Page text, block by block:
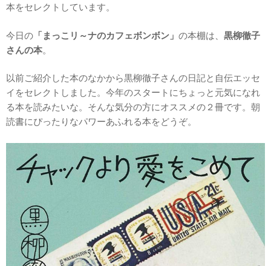
本をセレクトしています。
今日の 「まっこリ～ナのカフェボンボン」 の本棚は、 黒柳徹子
さんの本。
以前ご紹介した本のなかから黒柳徹子さんの日記と自伝エッセ
イをセレクトしました。今年のスタートにちょっと元気になれ
る本を読みたいな。そんな気分の方にオススメの２冊です。朝
読書にぴったりなパワーあふれる本をどうぞ。